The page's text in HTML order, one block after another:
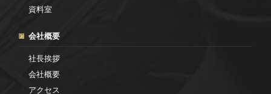
資料室
会社概要
社長挨拶
会社概要
アクセス